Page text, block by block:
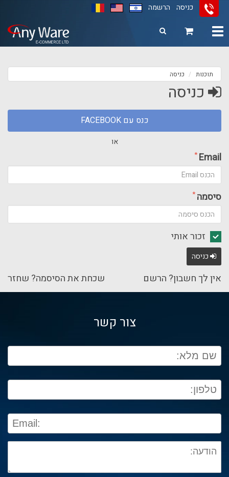
כניסה הרשמה
Toggle
תוכנות כניסה
כניסה
כנס עם FACEBOOK
או
Email
*
סיסמה *
זכור אותי
אין לך חשבון? הרשם שכחת את הסיסמה? שחזר
צור קשר